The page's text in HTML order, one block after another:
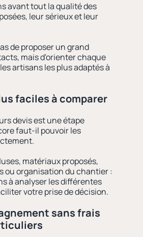
avant tout la qualité des
leur sérieux et leur
de proposer un grand
mais d'orienter chaque
artisans les plus adaptés à
faciles à comparer
devis est une étape
faut-il pouvoir les
matériaux proposés,
ou organisation du chantier :
à analyser les différentes
votre prise de décision.
sans frais